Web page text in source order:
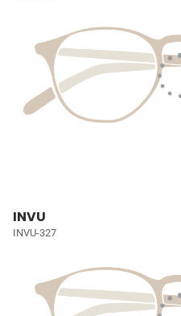
INVU
INVU-327